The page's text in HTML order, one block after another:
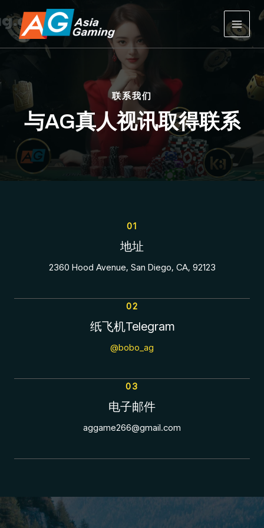
至
容
MAIN
联系我们
与AG真人视讯取得联系
01
地址
2360 Hood Avenue, San Diego, CA, 92123
02
纸飞机Telegram
@bobo_ag
03
电子邮件
aggame266@gmail.com